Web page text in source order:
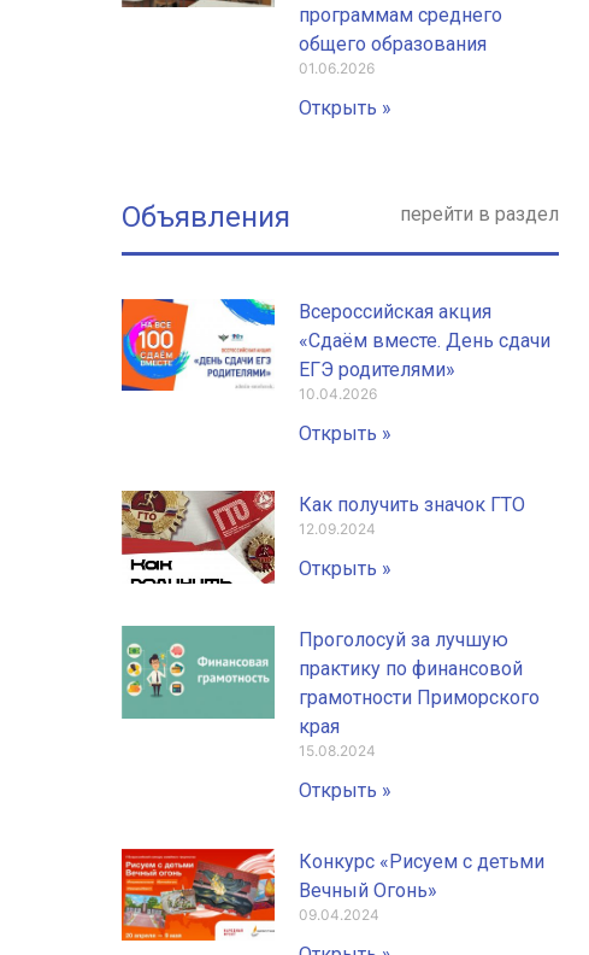
программам среднего
общего образования
01.06.2026
Открыть »
Объявления перейти в раздел
Всероссийская акция
«Сдаём вместе. День сдачи
ЕГЭ родителями»
10.04.2026
Открыть »
Как получить значок ГТО
12.09.2024
Открыть »
Проголосуй за лучшую
практику по финансовой
грамотности Приморского
края
15.08.2024
Открыть »
Конкурс «Рисуем с детьми
Вечный Огонь»
09.04.2024